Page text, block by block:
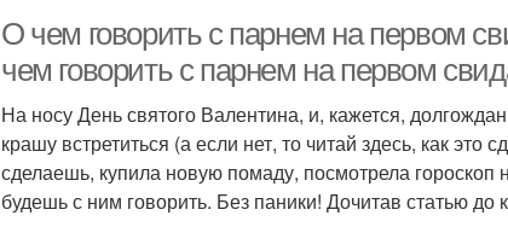
О чем говорить с парнем на первом
чем говорить с парнем на первом
На носу День святого Валентина, и, кажется,
крашу встретиться (а если нет, то читай здесь, как
сделаешь, купила новую помаду, посмотрела
будешь с ним говорить. Без паники! Дочитав статью